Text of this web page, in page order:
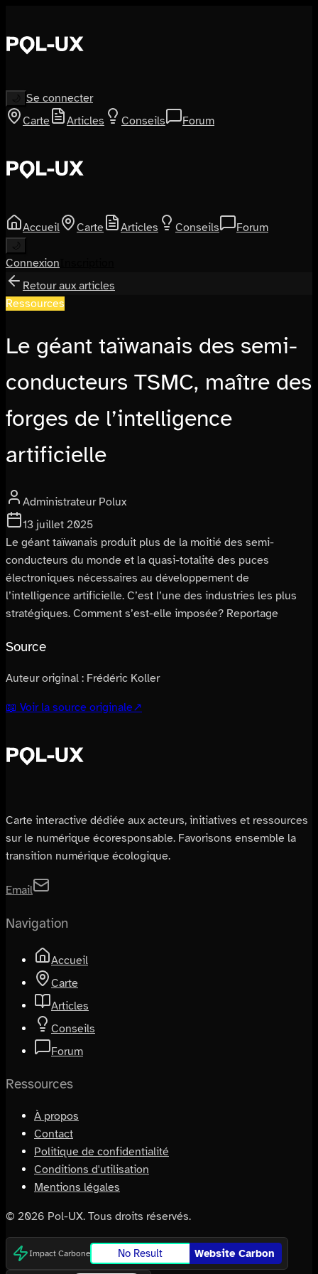
🌙
Se connecter
Carte
Articles Conseils Forum
Accueil Carte Articles Conseils Forum
🌙
Connexion
Retour aux articles
Ressources
Le géant taïwanais des semi-
conducteurs TSMC, maître des
forges de l’intelligence
artificielle
Administrateur Polux
13 juillet 2025
Le géant taïwanais produit plus de la moitié des semi-
conducteurs du monde et la quasi-totalité des puces
électroniques nécessaires au développement de
l’intelligence artificielle. C’est l’une des industries les plus
stratégiques. Comment s’est-elle imposée? Reportage
Source
Auteur original : Frédéric Koller
📖 Voir la source originale↗
Carte interactive dédiée aux acteurs, initiatives et ressources
sur le numérique écoresponsable. Favorisons ensemble la
transition numérique écologique.
Email
Navigation
Accueil
Carte
Articles
Conseils
Forum
Ressources
À propos
Contact
Politique de confidentialité
Conditions d'utilisation
Mentions légales
© 2026 Pol-UX. Tous droits réservés.
Impact Carbone No Result Website Carbon